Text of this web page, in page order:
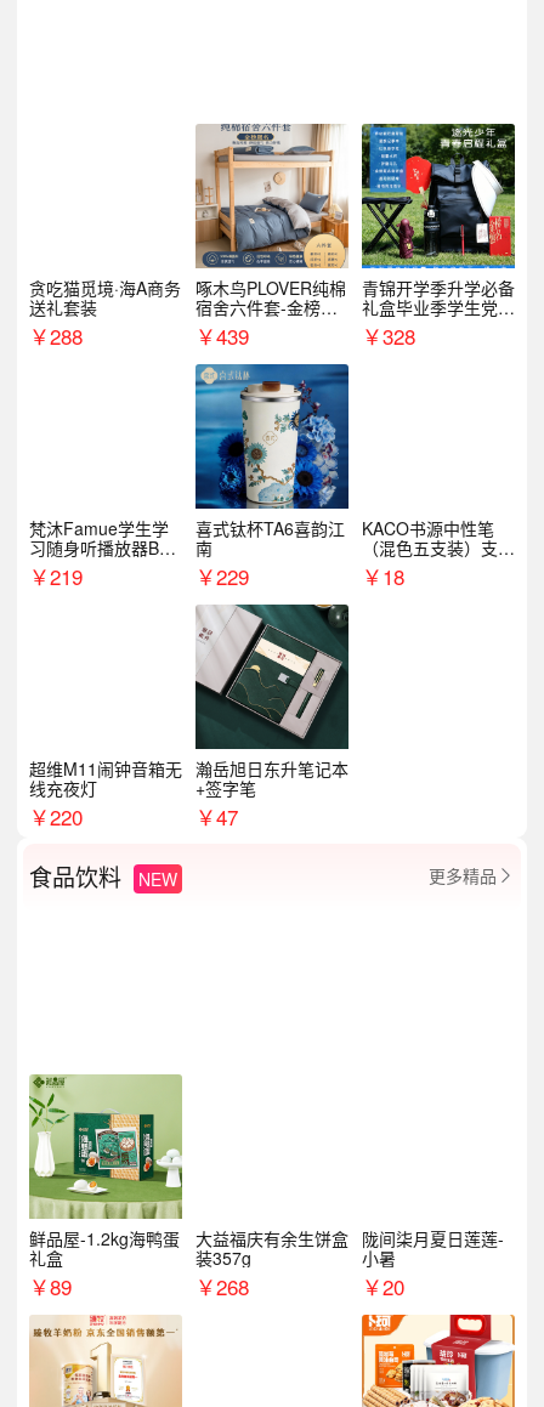
贪吃猫觅境·海A商务
送礼套装
￥288
啄木鸟PLOVER纯棉
宿舍六件套-金榜题
名
￥439
青锦开学季升学必备
礼盒毕业季学生党户
外出行备考装备礼品
￥328
梵沐Famue学生学
习随身听播放器BL1
5（64G）
￥219
喜式钛杯TA6喜韵江
南
￥229
KACO书源中性笔
（混色五支装）支持
logo定制
￥18
超维M11闹钟音箱无
线充夜灯
￥220
瀚岳旭日东升笔记本
+签字笔
￥47
食品饮料 NEW 更多精品 
鲜品屋-1.2kg海鸭蛋
礼盒
￥89
大益福庆有余生饼盒
装357g
￥268
陇间柒月夏日莲莲-
小暑
￥20